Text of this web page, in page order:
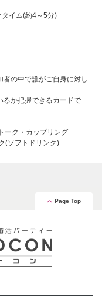
イム(約4～5分)
の中で誰がご自身に対し
るか把握できるカードで
ーク・カップリング
(ソフトドリンク)
Page Top